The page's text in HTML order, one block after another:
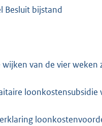
7
Besluit bijstand
van de vier
loonkostensubsidie